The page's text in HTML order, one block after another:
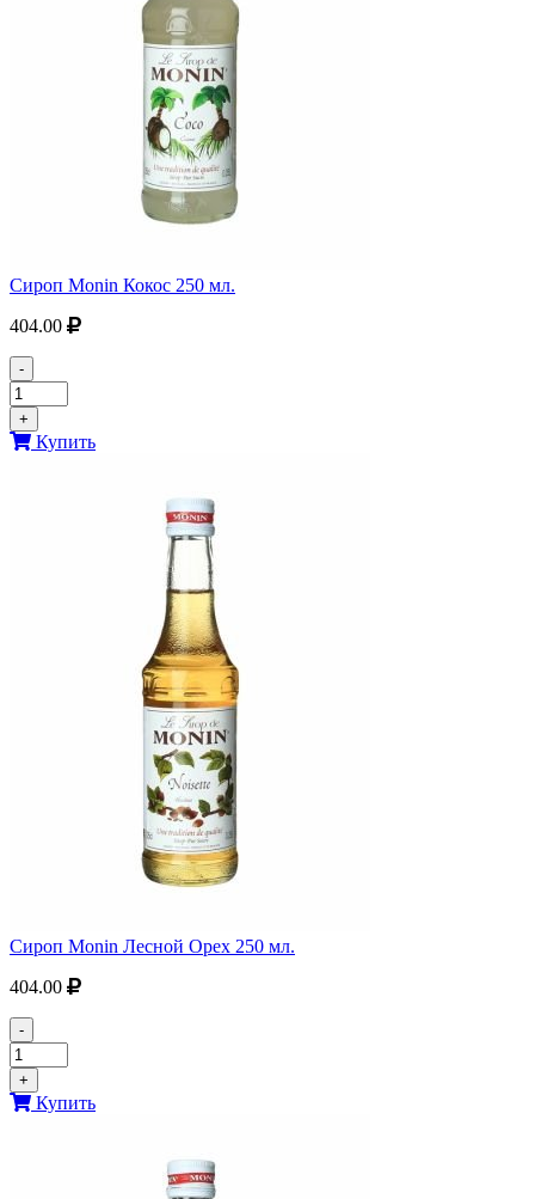
Сироп Monin Кокос 250 мл.
404.00
-
+
Купить
Сироп Monin Лесной Орех 250 мл.
404.00
-
+
Купить